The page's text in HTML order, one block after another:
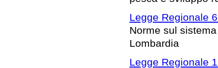
Legge Regionale
Norme sul
Lombardia
Legge Regionale